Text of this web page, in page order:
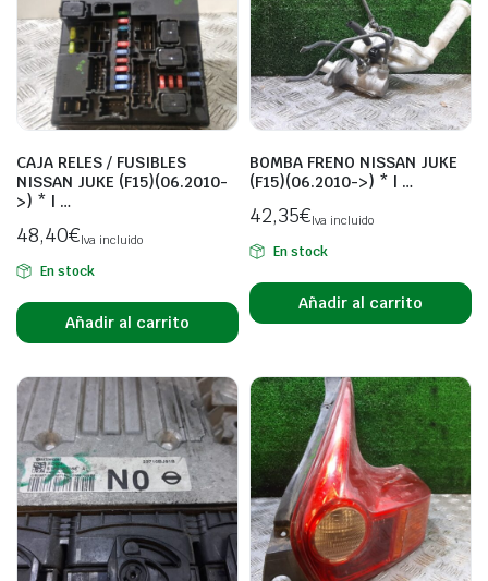
CAJA RELES / FUSIBLES
NISSAN JUKE (F15)(06.2010-
>) * | …
48,40€Iva incluido
En stock
Añadir al carrito
BOMBA FRENO NISSAN JUKE
(F15)(06.2010->) * | …
42,35€Iva incluido
En stock
Añadir al carrito